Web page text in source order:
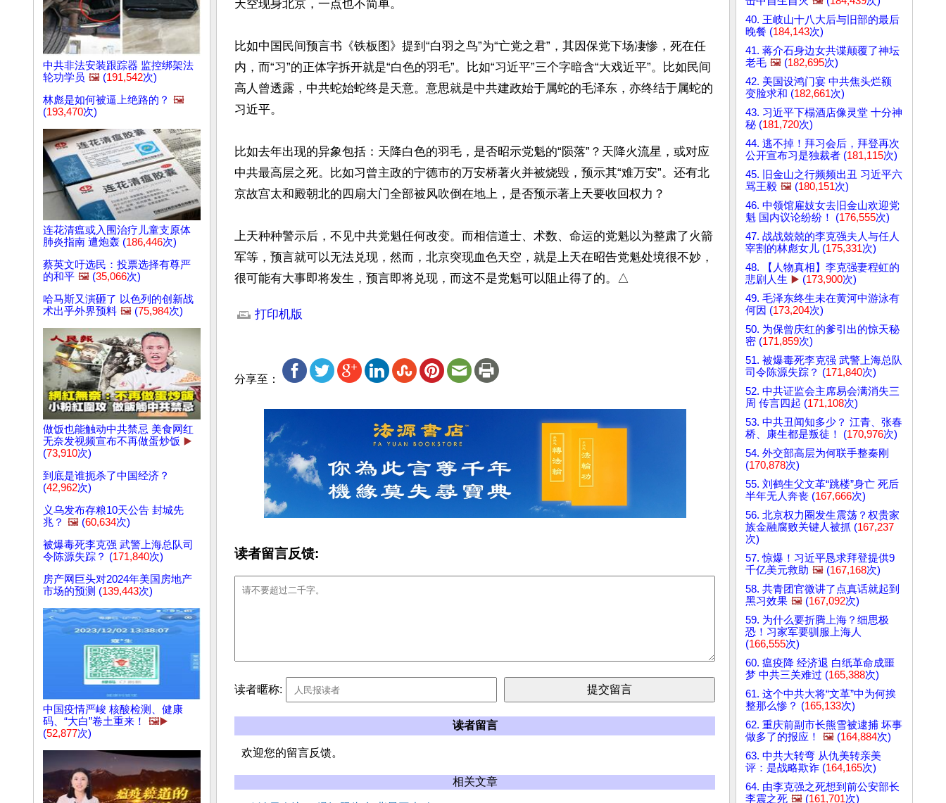
中共非法安装跟踪器 监控绑架法
轮功学员 🖼️ (191,542次)
林彪是如何被逼上绝路的？ 🖼️
(193,470次)
连花清瘟或入围治疗儿童支原体
肺炎指南 遭炮轰 (186,446次)
蔡英文吁选民：投票选择有尊严
的和平 🖼️ (35,066次)
哈马斯又演砸了 以色列的创新战
术出乎外界预料 🖼️ (75,984次)
做饭也能触动中共禁忌 美食网红
无奈发视频宣布不再做蛋炒饭 ▶️
(73,910次)
到底是谁扼杀了中国经济？
(42,962次)
义乌发布存粮10天公告 封城先
兆？ 🖼️ (60,634次)
被爆毒死李克强 武警上海总队司
令陈源失踪？ (171,840次)
房产网巨头对2024年美国房地产
市场的预测 (139,443次)
中国疫情严峻 核酸检测、健康
码、“大白”卷土重来！
🖼️▶️
(52,877次)
天空现身北京，一点也不简单。
比如中国民间预言书《铁板图》提到“白羽之鸟”为“亡党之君”，其因保党下场凄惨，死在任
内，而“习”的正体字拆开就是“白色的羽毛”。比如“习近平”三个字暗含“大戏近平”。比如民间
高人曾透露，中共蛇始蛇终是天意。意思就是中共建政始于属蛇的毛泽东，亦终结于属蛇的
习近平。
比如去年出现的异象包括：天降白色的羽毛，是否昭示党魁的“陨落”？天降火流星，或对应
中共最高层之死。比如习曾主政的宁德市的万安桥著火并被烧毁，预示其“难万安”。还有北
京故宫太和殿朝北的四扇大门全部被风吹倒在地上，是否预示著上天要收回权力？
上天种种警示后，不见中共党魁任何改变。而相信道士、术数、命运的党魁以为整肃了火箭
军等，预言就可以无法兑现，然而，北京突现血色天空，就是上天在昭告党魁处境很不妙，
很可能有大事即将发生，预言即将兑现，而这不是党魁可以阻止得了的。△
打印机版
分享至：
读者留言反馈:
读者暱称:
读者留言
欢迎您的留言反馈。
相关文章
40. 王岐山十八大后与旧部的最后
晚餐 (184,143次)
41. 蒋介石身边女共谍颠覆了神坛
老毛 🖼️ (182,695次)
42. 美国设鸿门宴 中共焦头烂额
变脸求和 (182,661次)
43. 习近平下榻酒店像灵堂 十分神
秘 (181,720次)
44. 逃不掉！拜习会后，拜登再次
公开宣布习是独裁者 (181,115次)
45. 旧金山之行频频出丑 习近平六
骂王毅 🖼️ (180,151次)
46. 中领馆雇妓女去旧金山欢迎党
魁 国内议论纷纷！ (176,555次)
47. 战战兢兢的李克强夫人与任人
宰割的林彪女儿 (175,331次)
48. 【人物真相】李克强妻程虹的
悲剧人生 ▶️ (173,900次)
49. 毛泽东终生未在黄河中游泳有
何因 (173,204次)
50. 为保曾庆红的爹引出的惊天秘
密 (171,859次)
51. 被爆毒死李克强 武警上海总队
司令陈源失踪？ (171,840次)
52. 中共证监会主席易会满消失三
周 传言四起 (171,108次)
53. 中共丑闻知多少？ 江青、张春
桥、康生都是叛徒！ (170,976次)
54. 外交部高层为何联手整秦刚
(170,878次)
55. 刘鹤生父文革“跳楼”身亡 死后
半年无人奔丧 (167,666次)
56. 北京权力圈发生震荡？权贵家
族金融腐败关键人被抓 (167,237
次)
57. 惊爆！习近平恳求拜登提供9
千亿美元救助 🖼️ (167,168次)
58. 共青团官微讲了点真话就起到
黑习效果 🖼️ (167,092次)
59. 为什么要折腾上海？细思极
恐！习家军要驯服上海人
(166,555次)
60. 瘟疫降 经济退 白纸革命成噩
梦 中共三关难过 (165,388次)
61. 这个中共大将“文革”中为何挨
整那么惨？ (165,133次)
62. 重庆前副市长熊雪被逮捕 坏事
做多了的报应！
🖼️ (164,884次)
63. 中共大转弯 从仇美转亲美
评：是战略欺诈 (164,165次)
64. 由李克强之死想到前公安部长
李震之死 🖼️ (161,701次)